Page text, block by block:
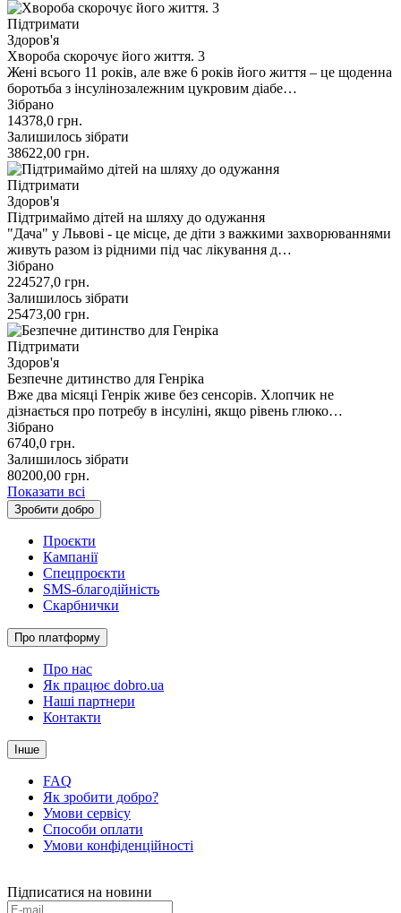
Підтримати
Здоров'я
Хвороба скорочує його життя. 3
Жені всього 11 років, але вже 6 років його життя – це щоденна
боротьба з інсулінозалежним цукровим діабе…
Зібрано
14378,0 грн.
Залишилось зібрати
38622,00 грн.
Підтримати
Здоров'я
Підтримаймо дітей на шляху до одужання
"Дача" у Львові - це місце, де діти з важкими захворюваннями
живуть разом із рідними під час лікування д…
Зібрано
224527,0 грн.
Залишилось зібрати
25473,00 грн.
Підтримати
Здоров'я
Безпечне дитинство для Генріка
Вже два місяці Генрік живе без сенсорів. Хлопчик не
дізнається про потребу в інсуліні, якщо рівень глюко…
Зібрано
6740,0 грн.
Залишилось зібрати
80200,00 грн.
Показати всі
Зробити добро
Проєкти
Кампанії
Спецпроєкти
SMS-благодійність
Скарбнички
Про платформу
Про нас
Як працює dobro.ua
Наші партнери
Контакти
Інше
FAQ
Як зробити добро?
Умови сервісу
Способи оплати
Умови конфіденційності
Підписатися на новини